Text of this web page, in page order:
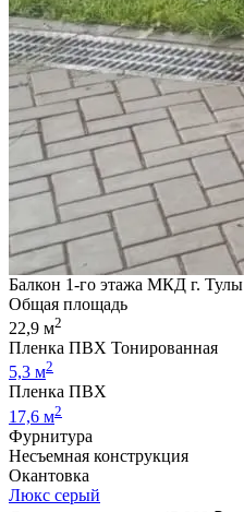
Балкон 1-го этажа МКД г. Тулы
Общая площадь
22,9 м2
Пленка ПВХ Тонированная
5,3 м2
Пленка ПВХ
17,6 м2
Фурнитура
Несъемная конструкция
Окантовка
Люкс серый